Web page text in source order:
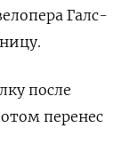
Галс-
после
перенес